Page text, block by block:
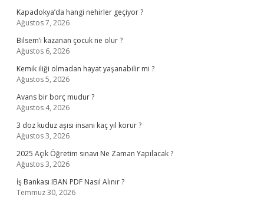
Kapadokya’da hangi nehirler geçiyor ?
Ağustos 7, 2026
Bilsem’i kazanan çocuk ne olur ?
Ağustos 6, 2026
Kemik iliği olmadan hayat yaşanabilir mi ?
Ağustos 5, 2026
Avans bir borç mudur ?
Ağustos 4, 2026
3 doz kuduz aşısı insanı kaç yıl korur ?
Ağustos 3, 2026
2025 Açık Öğretim sınavı Ne Zaman Yapılacak ?
Ağustos 3, 2026
İş Bankası IBAN PDF Nasıl Alınır ?
Temmuz 30, 2026